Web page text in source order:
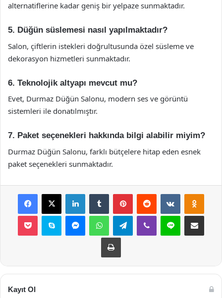
alternatiflerine kadar geniş bir yelpaze sunmaktadır.
5. Düğün süslemesi nasıl yapılmaktadır?
Salon, çiftlerin istekleri doğrultusunda özel süsleme ve
dekorasyon hizmetleri sunmaktadır.
6. Teknolojik altyapı mevcut mu?
Evet, Durmaz Düğün Salonu, modern ses ve görüntü
sistemleri ile donatılmıştır.
7. Paket seçenekleri hakkında bilgi alabilir miyim?
Durmaz Düğün Salonu, farklı bütçelere hitap eden esnek
paket seçenekleri sunmaktadır.
Facebook
X LinkedInTumblr PinterestReddit VKontakte
Pocket Skype MessengerWhatsAppTelegramViber Line E-Posta ile
Yazdır
Kayıt Ol